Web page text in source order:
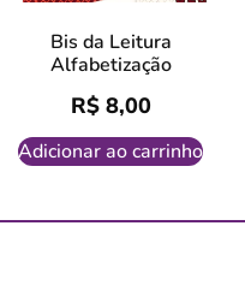
Bis da Leitura
Alfabetização
R$8,00
Adicionar ao carrinho